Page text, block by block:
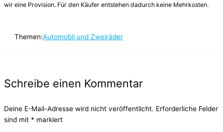
wir eine Provision. Für den Käufer entstehen dadurch keine Mehrkosten.
Themen:Automobil und Zweiräder
Schreibe einen Kommentar
Deine E-Mail-Adresse wird nicht veröffentlicht. Erforderliche Felder
sind mit * markiert